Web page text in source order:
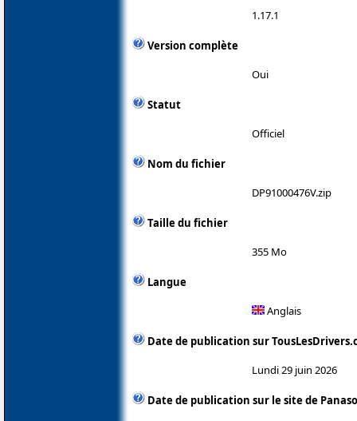
1.17.1
Version complète
Oui
Statut
Officiel
Nom du fichier
DP91000476V.zip
Taille du fichier
355 Mo
Langue
Anglais
Date de publication sur
Lundi 29 juin 2026
Date de publication sur le site de